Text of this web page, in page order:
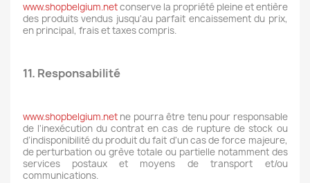
www.shopbelgium.netconserve la propriété pleine et entière
des produits vendus jusqu'au parfait encaissement du prix,
en principal, frais et taxes compris.
11. Responsabilité
www.shopbelgium.netne pourra être tenu pour responsable
de l'inexécution du contrat en cas de rupture de stock ou
d’indisponibilité du produit du fait d'un cas de force majeure,
de perturbation ou grève totale ou partielle notamment des
services postaux et moyens de transport et/ou
communications.